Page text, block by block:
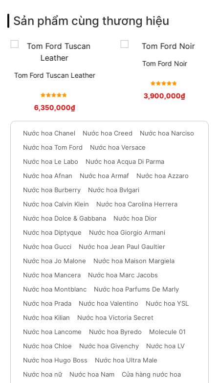
Sản phẩm cùng thương hiệu
Tom Ford Tuscan Leather
hạng5
6,350,000₫
Tom Ford Noir
hạng5
3,900,000₫
Nước hoa Chanel Nước hoa Creed
Nước hoa Narciso
Nước hoa Tom Ford
Nước hoa Versace
Nước hoa Le Labo
Nước hoa Acqua Di Parma
Nước hoa Afnan
Nước hoa Armaf
Nước hoa Azzaro
Nước hoa Burberry
Nước hoa Bvlgari
Nước hoa Calvin Klein
Nước hoa Carolina Herrera
Nước hoa Dolce & Gabbana
Nước hoa Dior
Nước hoa Diptyque
Nước hoa Giorgio Armani
Nước hoa Gucci
Nước hoa Jean Paul Gaultier
Nước hoa Jo Malone
Nước hoa Maison Margiela
Nước hoa Mancera
Nước hoa Marc Jacobs
Nước hoa Montblanc
Nước hoa Parfums De Marly
Nước hoa Prada
Nước hoa Valentino
Nước hoa YSL
Nước hoa Kilian
Nước hoa Victoria Secret
Nước hoa Lancome
Nước hoa Byredo
Molecule 01
Nước hoa Chloe
Nước hoa Givenchy
Nước hoa LV
Nước hoa Hugo Boss
Nước hoa Ultra Male
Nước hoa nữ
Nước hoa Nam
Cửa hàng nước hoa